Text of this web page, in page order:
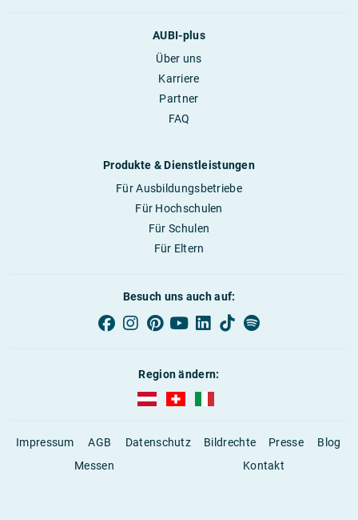
AUBI-plus
Über uns
Karriere
Partner
FAQ
Produkte & Dienstleistungen
Für Ausbildungsbetriebe
Für Hochschulen
Für Schulen
Für Eltern
Besuch uns auch auf:
Region ändern:
AUBI-plus Österreich (deutsch)
Impressum AGB Datenschutz Bildrechte Presse
Blog
Messen
Kontakt